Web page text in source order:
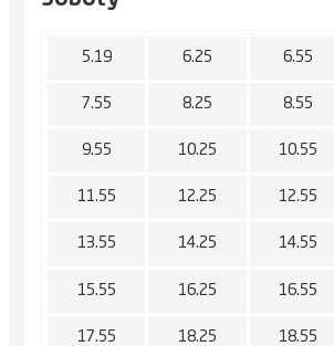
5.19 6.25 6.55
7.55 8.25 8.55
9.55 10.25 10.55
11.55 12.25 12.55
13.55 14.25 14.55
15.55 16.25 16.55
17.55 18.25 18.55